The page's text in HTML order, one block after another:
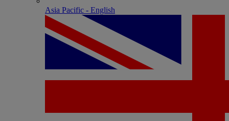
Asia Pacific - English